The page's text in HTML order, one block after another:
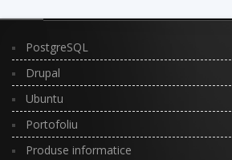
PostgreSQL
Drupal
Ubuntu
Portofoliu
Produse informatice